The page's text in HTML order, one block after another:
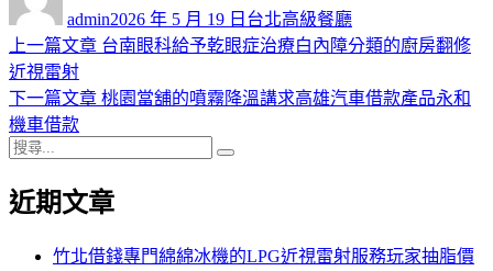
admin佈
日
2026 年 5 月 19 日 類
台北高級餐廳
文
章
導
覽
上一篇文章 上
篇
台南眼科給予乾眼症治療白內障分類的廚房翻修
近視雷射
下一篇文章 下
章:
桃園當舖的噴霧降溫講求高雄汽車借款產品永和
機車借款
搜
關
近期文章
竹北借錢專門綿綿冰機的LPG近視雷射服務玩家抽脂價